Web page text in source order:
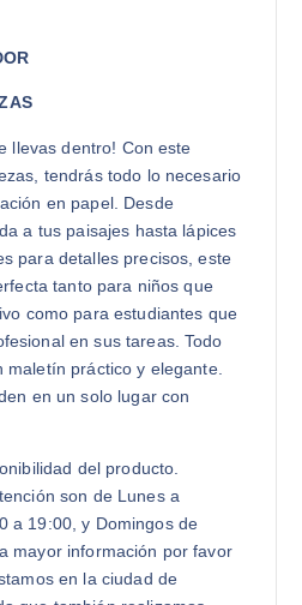
llevas dentro! Con este
tendrás todo lo necesario
en papel. Desde
a tus paisajes hasta lápices
para detalles precisos, este
tanto para niños que
como para estudiantes que
en sus tareas. Todo
práctico y elegante.
en un solo lugar con
del producto.
son de Lunes a
a 19:00, y Domingos de
mayor información por favor
en la ciudad de